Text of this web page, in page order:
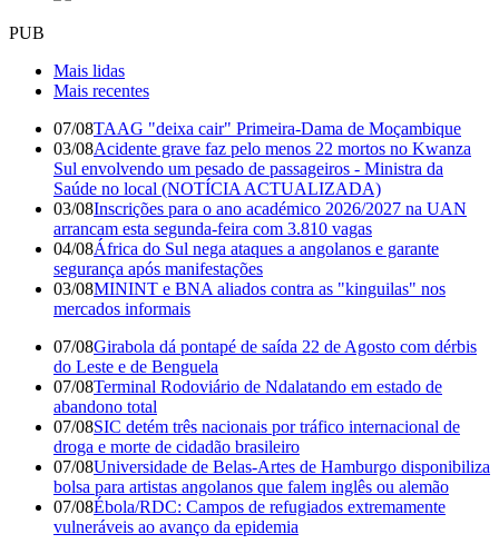
PUB
Mais lidas
Mais recentes
07/08TAAG "deixa cair" Primeira-Dama de Moçambique
03/08Acidente grave faz pelo menos 22 mortos no Kwanza
Sul envolvendo um pesado de passageiros - Ministra da
Saúde no local (NOTÍCIA ACTUALIZADA)
03/08Inscrições para o ano académico 2026/2027 na UAN
arrancam esta segunda-feira com 3.810 vagas
04/08África do Sul nega ataques a angolanos e garante
segurança após manifestações
03/08MININT e BNA aliados contra as "kinguilas" nos
mercados informais
07/08Girabola dá pontapé de saída 22 de Agosto com dérbis
do Leste e de Benguela
07/08Terminal Rodoviário de Ndalatando em estado de
abandono total
07/08SIC detém três nacionais por tráfico internacional de
droga e morte de cidadão brasileiro
07/08Universidade de Belas-Artes de Hamburgo disponibiliza
bolsa para artistas angolanos que falem inglês ou alemão
07/08Ébola/RDC: Campos de refugiados extremamente
vulneráveis ao avanço da epidemia